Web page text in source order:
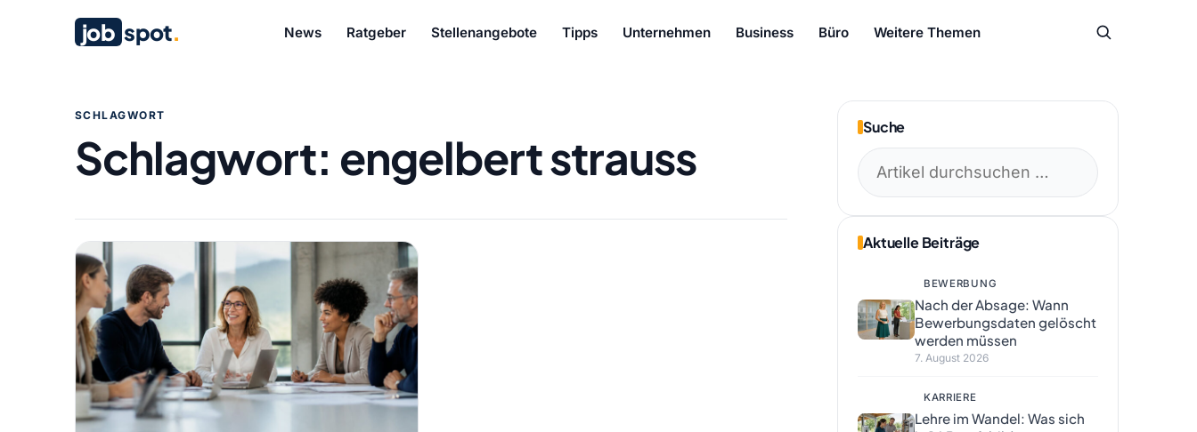
job spot. News Ratgeber Stellenangebote Tipps Unternehmen Business Büro Weitere Themen
SCHLAGWORT
Schlagwort: engelbert strauss
Suche
Aktuelle Beiträge
BEWERBUNG
Nach der Absage: Wann
Bewerbungsdaten gelöscht
werden müssen
7. August 2026
KARRIERE
Lehre im Wandel: Was sich